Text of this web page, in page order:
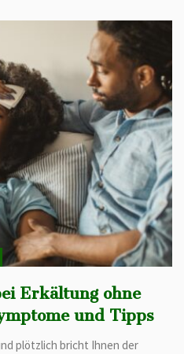
Erkältung ohne
und Tipps
plötzlich bricht Ihnen der